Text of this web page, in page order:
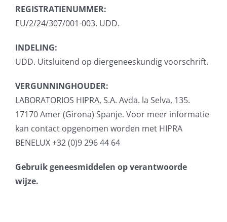
REGISTRATIENUMMER:
EU/2/24/307/001-003. UDD.
INDELING:
UDD. Uitsluitend op diergeneeskundig voorschrift.
VERGUNNINGHOUDER:
LABORATORIOS HIPRA, S.A. Avda. la Selva, 135.
17170 Amer (Girona) Spanje. Voor meer informatie
kan contact opgenomen worden met HIPRA
BENELUX +32 (0)9 296 44 64
Gebruik geneesmiddelen op verantwoorde
wijze.